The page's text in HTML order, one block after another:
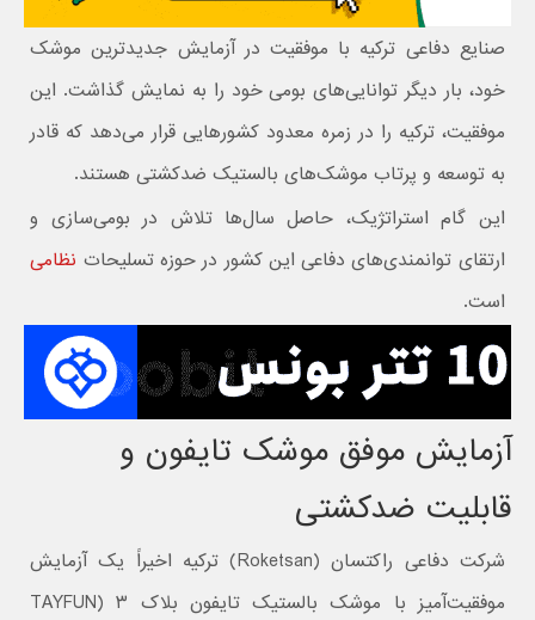
صنایع دفاعی ترکیه با موفقیت در آزمایش جدیدترین موشک
خود، بار دیگر توانایی‌های بومی خود را به نمایش گذاشت. این
موفقیت، ترکیه را در زمره معدود کشورهایی قرار می‌دهد که قادر
به توسعه و پرتاب موشک‌های بالستیک ضدکشتی هستند.
این گام استراتژیک، حاصل سال‌ها تلاش در بومی‌سازی و
ارتقای توانمندی‌های دفاعی این کشور در حوزه تسلیحات نظامی
است.
آزمایش موفق موشک تایفون و
قابلیت ضدکشتی
شرکت دفاعی راکتسان (Roketsan) ترکیه اخیراً یک آزمایش
موفقیت‌آمیز با موشک بالستیک تایفون بلاک ۳ (TAYFUN